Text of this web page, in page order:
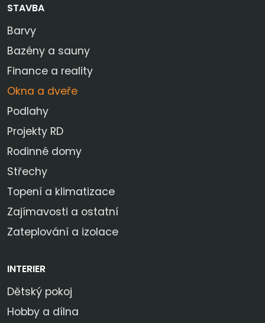
STAVBA
Barvy
Bazény a sauny
Finance a reality
Okna a dveře
Podlahy
Projekty RD
Rodinné domy
Střechy
Topení a klimatizace
Zajímavosti a ostatní
Zateplování a izolace
INTERIER
Dětský pokoj
Hobby a dílna